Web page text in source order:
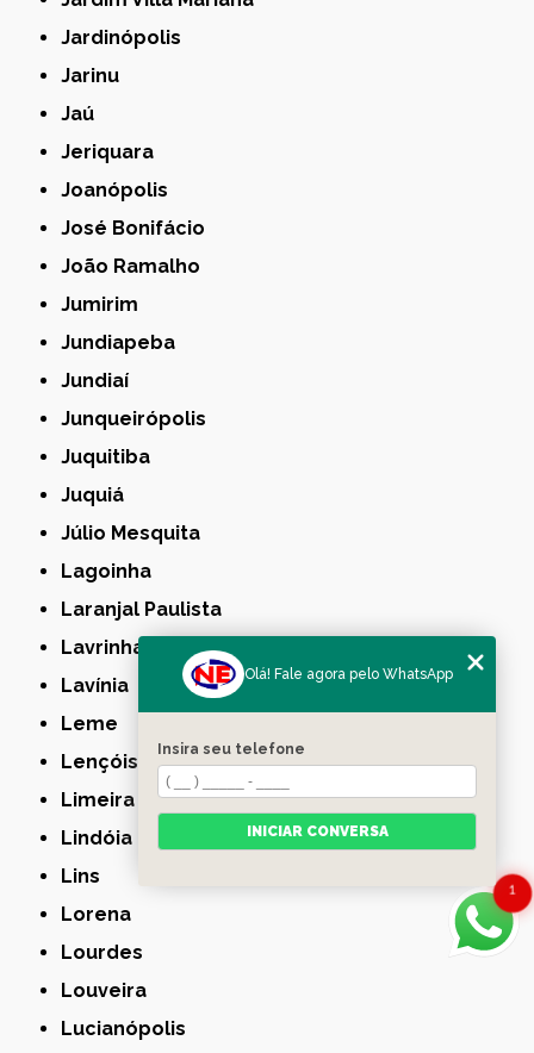
Jardinópolis
Jarinu
Jaú
Jeriquara
Joanópolis
José Bonifácio
João Ramalho
Jumirim
Jundiapeba
Jundiaí
Junqueirópolis
Juquitiba
Juquiá
Júlio Mesquita
Lagoinha
Laranjal Paulista
Lavrinhas
Lavínia
Leme
Lençóis Paulista
Limeira
Lindóia
Lins
Lorena
Lourdes
Louveira
Lucianópolis
1
Olá! Fale agora pelo WhatsApp
Insira seu telefone
INICIAR CONVERSA